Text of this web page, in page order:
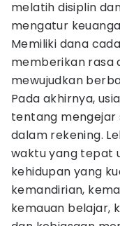
melatih disiplin
mengatur
Memiliki dana
memberikan rasa
mewujudkan
Pada akhirnya,
tentang mengejar
dalam rekening.
waktu yang tepat
kehidupan yang
kemandirian,
kemauan belajar,